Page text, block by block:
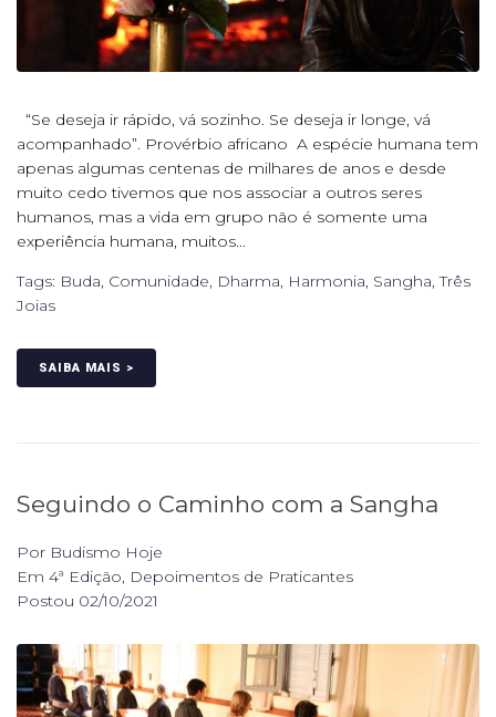
“Se deseja ir rápido, vá sozinho. Se deseja ir longe, vá
acompanhado”. Provérbio africano A espécie humana tem
apenas algumas centenas de milhares de anos e desde
muito cedo tivemos que nos associar a outros seres
humanos, mas a vida em grupo não é somente uma
experiência humana, muitos...
Tags: Buda, Comunidade, Dharma, Harmonia, Sangha,Três
Joias
SAIBA MAIS >
Seguindo o Caminho com a Sangha
Por Budismo Hoje
Em 4ª Edição, Depoimentos de Praticantes
Postou 02/10/2021